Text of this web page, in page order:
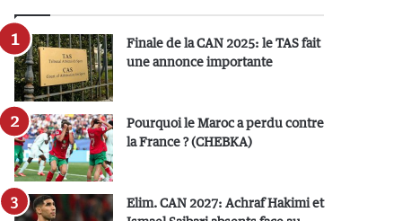
Finale de la CAN 2025: le TAS fait
une annonce importante
Pourquoi le Maroc a perdu contre
la France ? (CHEBKA)
Elim. CAN 2027: Achraf Hakimi et